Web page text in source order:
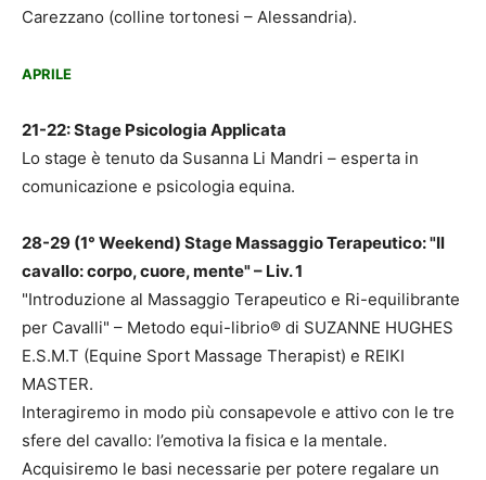
Carezzano (colline tortonesi – Alessandria).
APRILE
21-22: Stage Psicologia Applicata
Lo stage è tenuto da Susanna Li Mandri – esperta in
comunicazione e psicologia equina.
28-29 (1° Weekend) Stage Massaggio Terapeutico: "Il
cavallo: corpo, cuore, mente" – Liv. 1
"Introduzione al Massaggio Terapeutico e Ri-equilibrante
per Cavalli" – Metodo equi-librio® di SUZANNE HUGHES
E.S.M.T (Equine Sport Massage Therapist) e REIKI
MASTER.
Interagiremo in modo più consapevole e attivo con le tre
sfere del cavallo: l’emotiva la fisica e la mentale.
Acquisiremo le basi necessarie per potere regalare un